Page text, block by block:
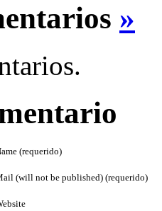
»
(requerido)
(will not be published) (requerido)